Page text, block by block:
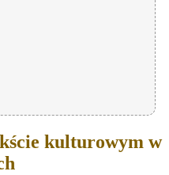
kulturowym w